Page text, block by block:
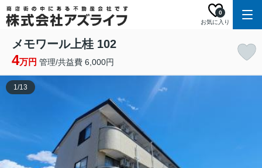
お気に入り
0
メモワール上桂 102
4万円 管理/共益費 6,000円
1/13